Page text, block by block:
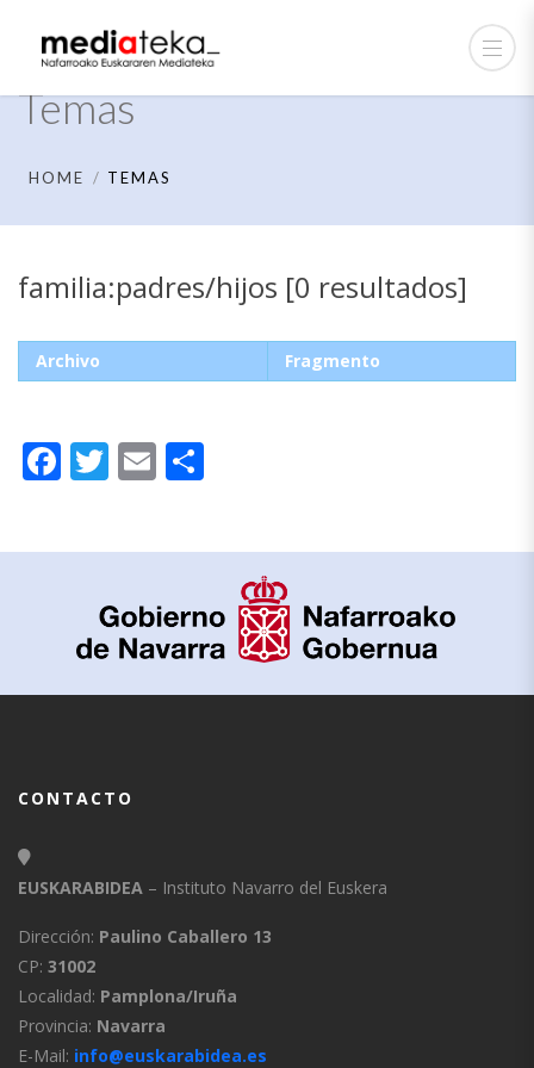
Temas
HOME TEMAS
familia:padres/hijos [0 resultados]
Archivo Fragmento
Facebook
Twitter
Email
CONTACTO
EUSKARABIDEA – Instituto Navarro del Euskera
Dirección: Paulino Caballero 13
CP: 31002
Localidad: Pamplona/Iruña
Provincia: Navarra
E-Mail: info@euskarabidea.es